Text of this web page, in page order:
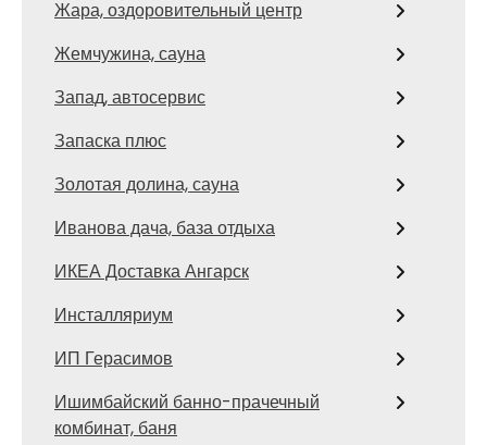
Жара, оздоровительный центр
Жемчужина, сауна
Запад, автосервис
Запаска плюс
Золотая долина, сауна
Иванова дача, база отдыха
ИКЕА Доставка Ангарск
Инсталляриум
ИП Герасимов
Ишимбайский банно-прачечный
комбинат, баня